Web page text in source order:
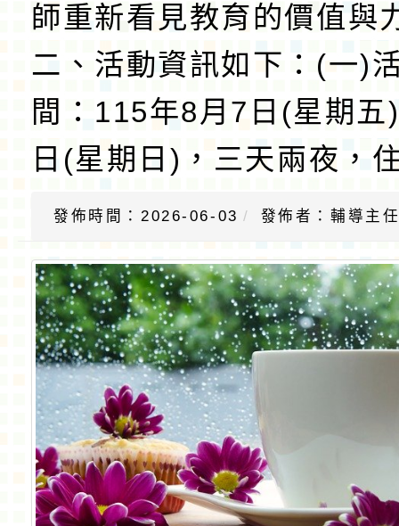
師重新看見教育的價值與
二、活動資訊如下：(一)
間：115年8月7日(星期五
日(星期日)，三天兩夜，
發佈時間：2026-06-03 發佈者：輔導主